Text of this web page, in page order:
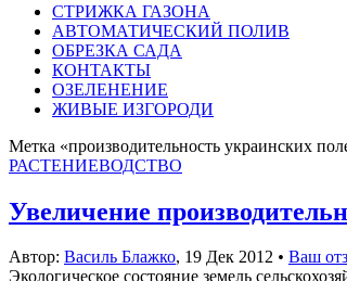
СТРИЖКА ГАЗОНА
АВТОМАТИЧЕСКИЙ ПОЛИВ
ОБРЕЗКА САДА
КОНТАКТЫ
ОЗЕЛЕНЕНИЕ
ЖИВЫЕ ИЗГОРОДИ
Метка «производительность украинских
РАСТЕНИЕВОДСТВО
Увеличение
Автор: Василь Блажко, 19 Дек 2012 • Ваш
Экологическое состояние земель